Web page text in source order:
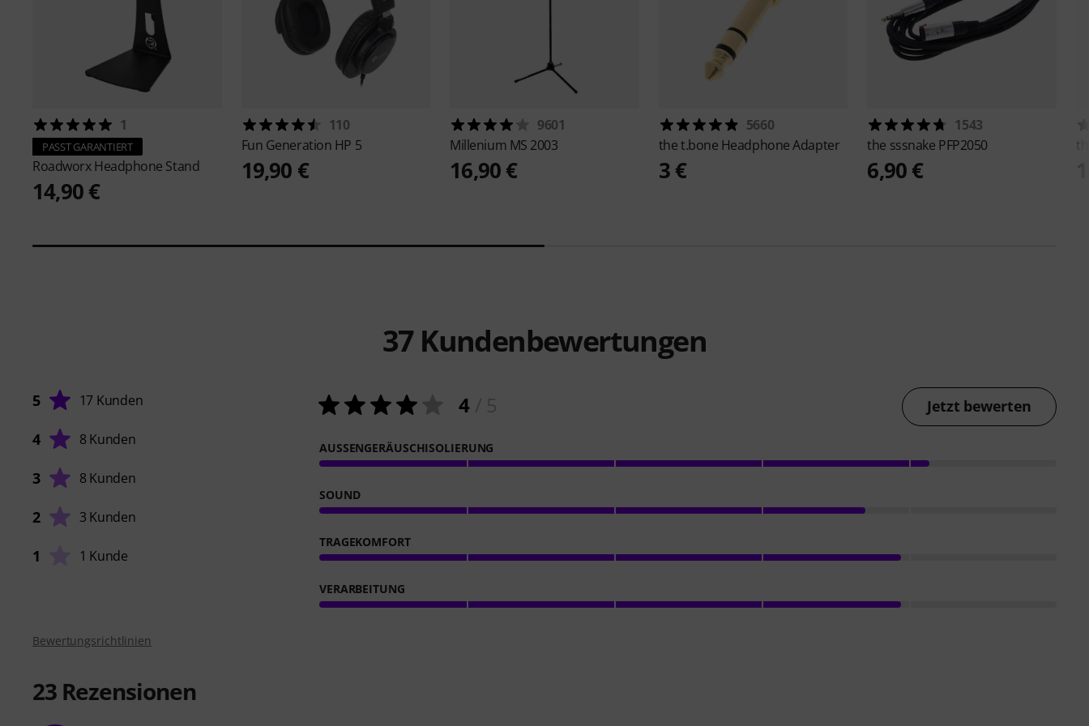
1
PASST GARANTIERT
RoadworxHeadphone Stand
14,90 €
110
Fun Generation HP 5
19,90 €
9601
Millenium MS 2003
16,90 €
5660
the t.bone Headphone Adapter
3 €
1543
the sssnake PFP2050
6,90 €
37Kundenbewertungen
5 17 Kunden
4 8 Kunden
3 8 Kunden
2 3 Kunden
1 1 Kunde
4/ 5 Jetzt bewerten
AUSSENGERÄUSCHISOLIERUNG
SOUND
TRAGEKOMFORT
VERARBEITUNG
Bewertungsrichtlinien
23 Rezensionen